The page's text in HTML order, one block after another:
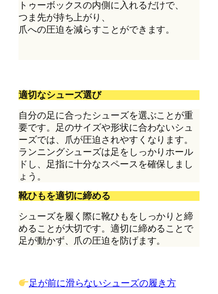
トゥーボックスの内側に入れるだけで、
つま先が持ち上がり、
爪への圧迫を減らすことができます。
適切なシューズ選び
自分の足に合ったシューズを選ぶことが重
要です。足のサイズや形状に合わないシュ
ーズでは、爪が圧迫されやすくなります。
ランニングシューズは足をしっかりホール
ドし、足指に十分なスペースを確保しまし
ょう。
靴ひもを適切に締める
シューズを履く際に靴ひもをしっかりと締
めることが大切です。適切に締めることで
足が動かず、爪の圧迫を防げます。
足が前に滑らないシューズの履き方